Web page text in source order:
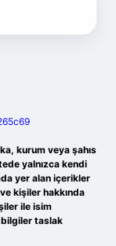
kurum veya şahıs
yalnızca kendi
yer alan içerikler
kişiler hakkında
ile isim
taslak